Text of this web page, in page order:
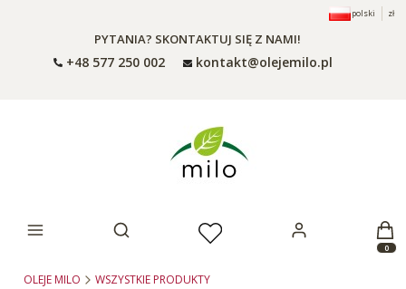
polski zł
PYTANIA? SKONTAKTUJ SIĘ Z NAMI!
+48 577 250 002 kontakt@olejemilo.pl
Otwórz wyszukiwarkę
OLEJE MILO WSZYSTKIE PRODUKTY